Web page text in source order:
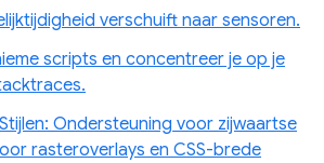
verschuift naar sensoren.
scripts en concentreer je op je
Ondersteuning voor zijwaartse
rasteroverlays en CSS-brede